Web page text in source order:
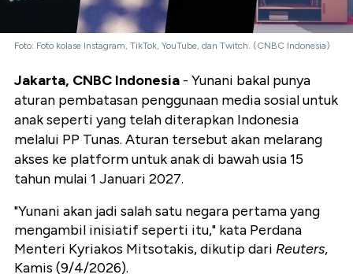
Foto: Foto kolase Instagram, TikTok, YouTube, dan Twitch. (CNBC Indonesia)
Jakarta, CNBC Indonesia - Yunani bakal punya
aturan pembatasan penggunaan media sosial untuk
anak seperti yang telah diterapkan Indonesia
melalui PP Tunas. Aturan tersebut akan melarang
akses ke platform untuk anak di bawah usia 15
tahun mulai 1 Januari 2027.
"Yunani akan jadi salah satu negara pertama yang
mengambil inisiatif seperti itu," kata Perdana
Menteri Kyriakos Mitsotakis, dikutip dari Reuters,
Kamis (9/4/2026).